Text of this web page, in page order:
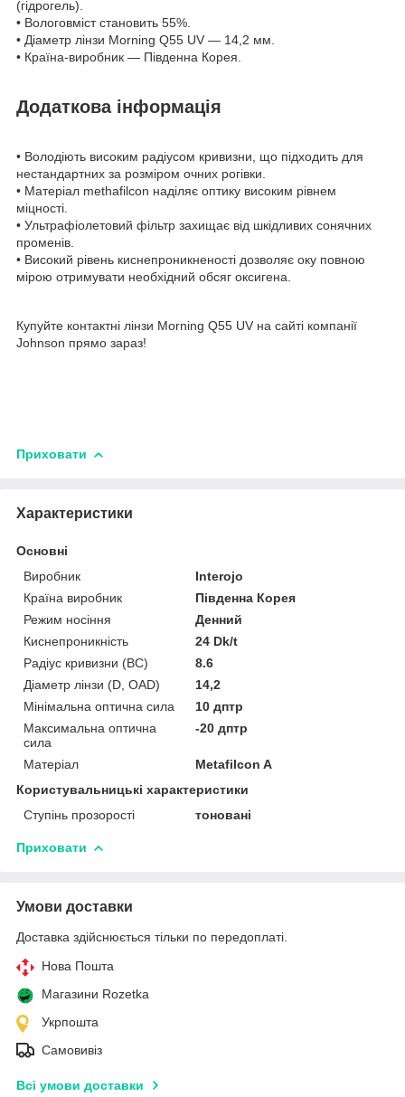
(гідрогель).
• Вологовміст становить 55%.
• Діаметр лінзи Morning Q55 UV — 14,2 мм.
• Країна-виробник — Південна Корея.
Додаткова інформація
• Володіють високим радіусом кривизни, що підходить для
нестандартних за розміром очних рогівки.
• Матеріал methafilcon наділяє оптику високим рівнем
міцності.
• Ультрафіолетовий фільтр захищає від шкідливих сонячних
променів.
• Високий рівень киснепроникненості дозволяє оку повною
мірою отримувати необхідний обсяг оксигена.
Купуйте контактні лінзи Morning Q55 UV на сайті компанії
Johnson прямо зараз!
Приховати
Характеристики
Основні
Виробник
Interojo
Країна виробник
Південна Корея
Режим носіння
Денний
Киснепроникність
24 Dk/t
Радіус кривизни (BC)
8.6
Діаметр лінзи (D, OAD)
14,2
Мінімальна оптична сила
10 дптр
Максимальна оптична
сила
-20 дптр
Матеріал
Metafilcon A
Користувальницькі характеристики
Ступінь прозорості
тоновані
Приховати
Умови доставки
Доставка здійснюється тільки по передоплаті.
Нова Пошта
Магазини Rozetka
Укрпошта
Самовивіз
Всі умови доставки